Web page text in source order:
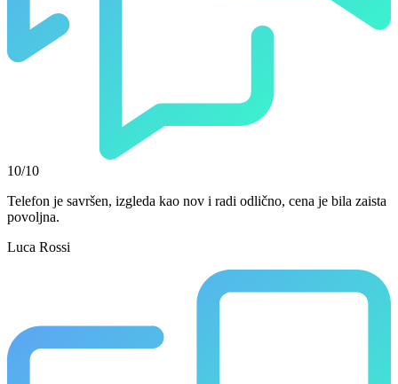
10/10
Telefon je savršen, izgleda kao nov i radi odlično, cena je bila zaista
povoljna.
Luca Rossi